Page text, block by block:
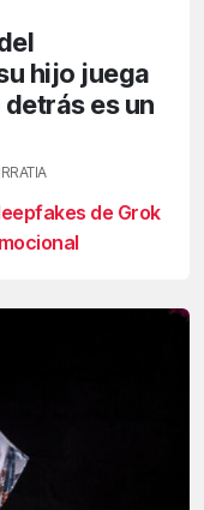
hijo juega
es un
de Grok